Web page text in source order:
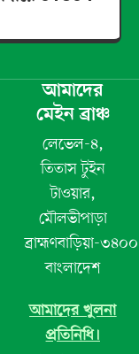
আমাদের
মেইন ব্রাঞ্চ
লেভেল-৪,
তিতাস টুইন
টাওয়ার,
মৌলভীপাড়া
ব্রাহ্মণবাড়িয়া-৩৪০০
বাংলাদেশ
আমাদের খুলনা
প্রতিনিধি।